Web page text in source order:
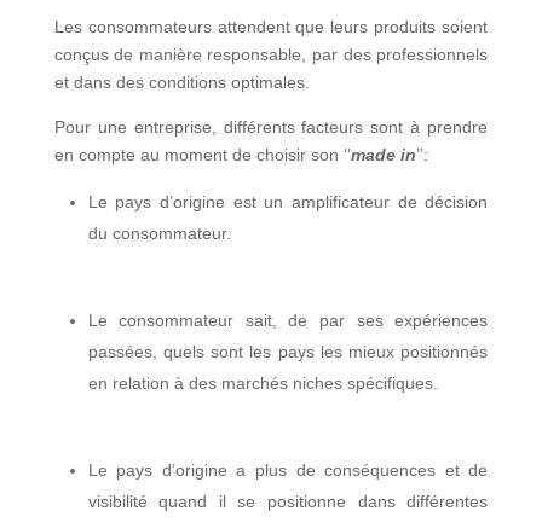
Les consommateurs attendent que leurs produits soient
conçus de manière responsable, par des professionnels
et dans des conditions optimales.
Pour une entreprise, différents facteurs sont à prendre
en compte au moment de choisir son ‘’made in’’:
Le pays d’origine est un amplificateur de décision
du consommateur.
Le consommateur sait, de par ses expériences
passées, quels sont les pays les mieux positionnés
en relation à des marchés niches spécifiques.
Le pays d’origine a plus de conséquences et de
visibilité quand il se positionne dans différentes